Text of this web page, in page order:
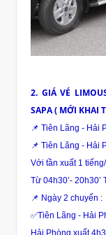
2. GIÁ VÉ
SAPA ( MỚI KHAI
📌 Tiên Lãng - Hải
📌 Tiên Lãng - Hải
Với tần xuất 1 tiếng/
Từ 04h30’- 20h30’
📌 Ngày 2 chuyến :
✅Tiên Lãng - Hải
Hải Phòng xuất